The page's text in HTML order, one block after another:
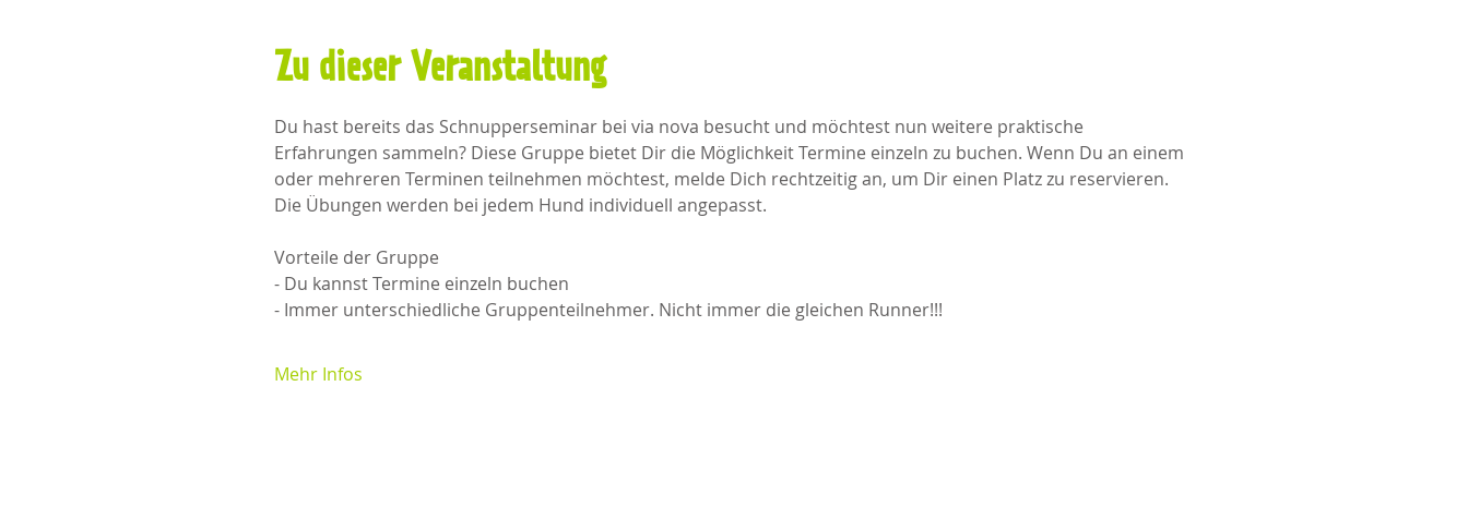
Zu dieser Veranstaltung
Du hast bereits das Schnupperseminar bei via nova besucht und möchtest nun weitere praktische
Erfahrungen sammeln? Diese Gruppe bietet Dir die Möglichkeit Termine einzeln zu buchen. Wenn Du an einem
oder mehreren Terminen teilnehmen möchtest, melde Dich rechtzeitig an, um Dir einen Platz zu reservieren.
Die Übungen werden bei jedem Hund individuell angepasst.
Vorteile der Gruppe
- Du kannst Termine einzeln buchen
- Immer unterschiedliche Gruppenteilnehmer. Nicht immer die gleichen Runner!!!
Mehr Infos